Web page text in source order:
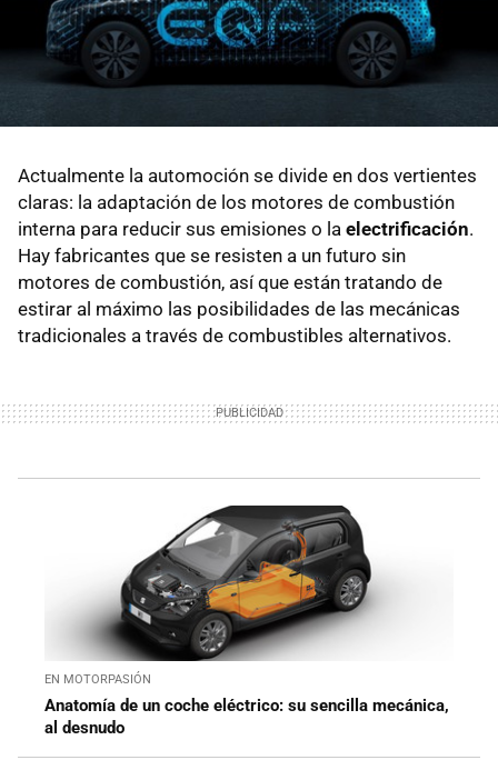
Actualmente la automoción se divide en dos vertientes
claras: la adaptación de los motores de combustión
interna para reducir sus emisiones o la electrificación.
Hay fabricantes que se resisten a un futuro sin
motores de combustión, así que están tratando de
estirar al máximo las posibilidades de las mecánicas
tradicionales a través de combustibles alternativos.
EN MOTORPASIÓN
Anatomía de un coche eléctrico: su sencilla mecánica,
al desnudo